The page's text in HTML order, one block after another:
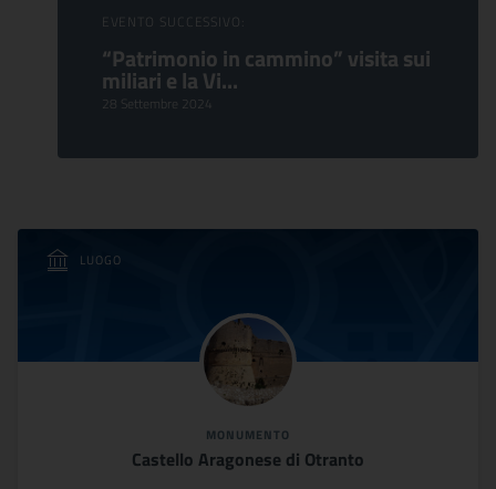
EVENTO SUCCESSIVO:
“Patrimonio in cammino” visita sui
miliari e la Vi...
28 Settembre 2024
LUOGO
MONUMENTO
Castello Aragonese di Otranto